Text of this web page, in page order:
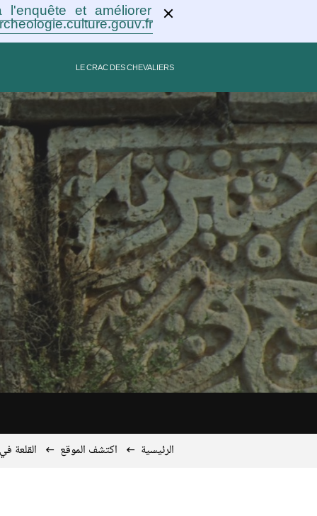
l'enquête et améliorer
!
LE CRAC DES CHEVALIERS
الرئيسية اكتشف الموقع القلعة